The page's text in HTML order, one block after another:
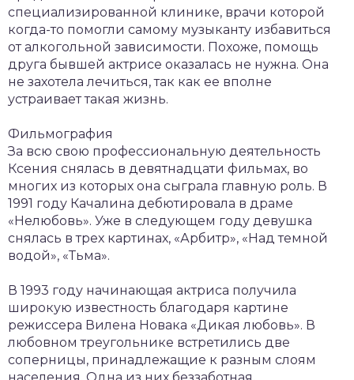
специализированной клинике, врачи которой
когда-то помогли самому музыканту избавиться
от алкогольной зависимости. Похоже, помощь
друга бывшей актрисе оказалась не нужна. Она
не захотела лечиться, так как ее вполне
устраивает такая жизнь.
Фильмография
За всю свою профессиональную деятельность
Ксения снялась в девятнадцати фильмах, во
многих из которых она сыграла главную роль. В
1991 году Качалина дебютировала в драме
«Нелюбовь». Уже в следующем году девушка
снялась в трех картинах, «Арбитр», «Над темной
водой», «Тьма».
В 1993 году начинающая актриса получила
широкую известность благодаря картине
режиссера Вилена Новака «Дикая любовь». В
любовном треугольнике встретились две
соперницы, принадлежащие к разным слоям